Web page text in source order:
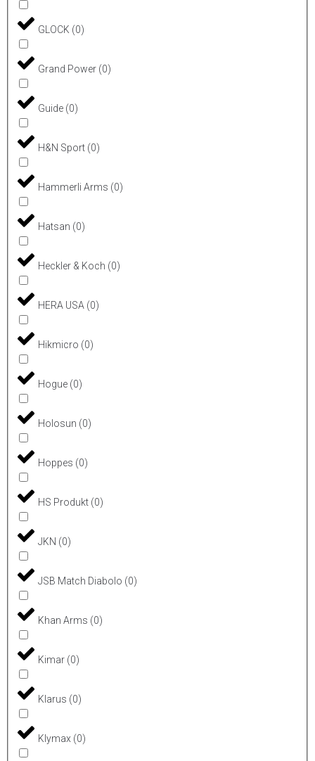
GLOCK (0)
Grand Power (0)
Guide (0)
H&N Sport (0)
Hammerli Arms (0)
Hatsan (0)
Heckler & Koch (0)
HERA USA (0)
Hikmicro (0)
Hogue (0)
Holosun (0)
Hoppes (0)
HS Produkt (0)
JKN (0)
JSB Match Diabolo (0)
Khan Arms (0)
Kimar (0)
Klarus (0)
Klymax (0)